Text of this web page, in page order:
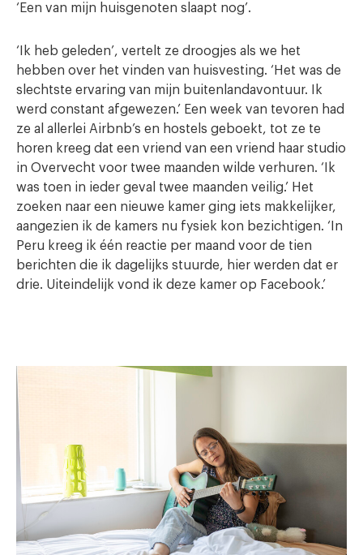
‘Een van mijn huisgenoten slaapt nog’.
‘Ik heb geleden’, vertelt ze droogjes als we het
hebben over het vinden van huisvesting. ‘Het was de
slechtste ervaring van mijn buitenlandavontuur. Ik
werd constant afgewezen.’ Een week van tevoren had
ze al allerlei Airbnb’s en hostels geboekt, tot ze te
horen kreeg dat een vriend van een vriend haar studio
in Overvecht voor twee maanden wilde verhuren. ‘Ik
was toen in ieder geval twee maanden veilig.’ Het
zoeken naar een nieuwe kamer ging iets makkelijker,
aangezien ik de kamers nu fysiek kon bezichtigen. ‘In
Peru kreeg ik één reactie per maand voor de tien
berichten die ik dagelijks stuurde, hier werden dat er
drie. Uiteindelijk vond ik deze kamer op Facebook.’